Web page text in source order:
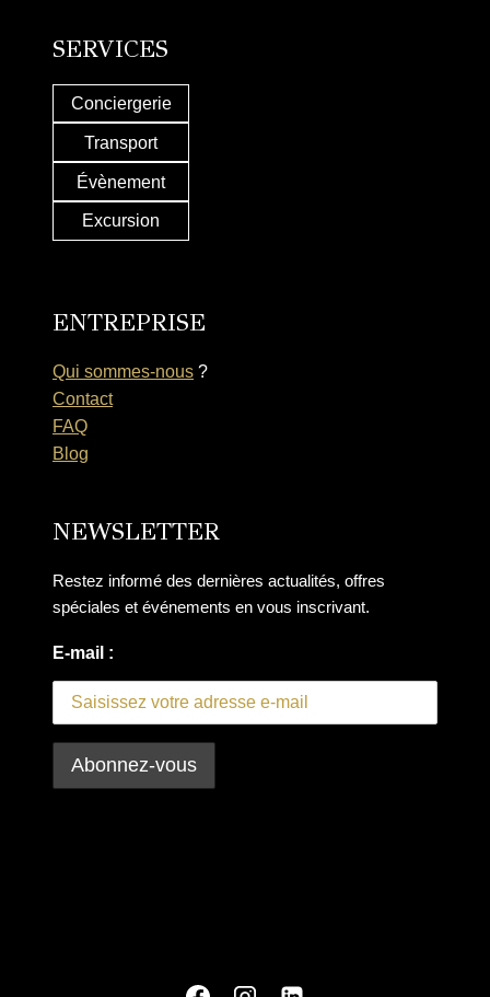
SERVICES
Conciergerie
Transport
Évènement
Excursion
ENTREPRISE
Qui sommes-nous ?
Contact
FAQ
Blog
NEWSLETTER
Restez informé des dernières actualités, offres
spéciales et événements en vous inscrivant.
E-mail :